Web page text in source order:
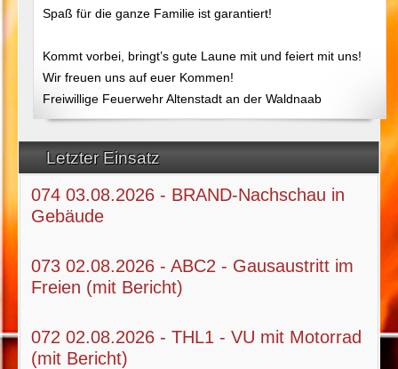
Letzter Einsatz
074 03.08.2026 - BRAND-Nachschau in
Gebäude
073 02.08.2026 - ABC2 - Gausaustritt im
Freien (mit Bericht)
072 02.08.2026 - THL1 - VU mit Motorrad
(mit Bericht)
Spaß für die ganze Familie ist garantiert!
Kommt vorbei, bringt’s gute Laune mit und feiert mit uns!
Wir freuen uns auf euer Kommen!
Freiwillige Feuerwehr Altenstadt an der Waldnaab